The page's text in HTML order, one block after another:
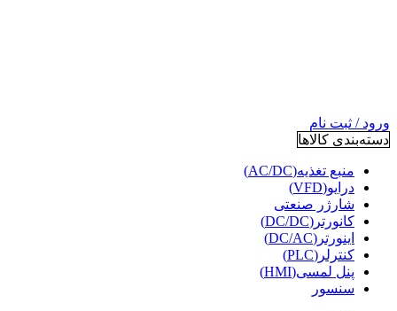
ورود / ثبت نام
دسته‌بندی کالاها
منبع تغذیه(AC/DC)
درایو(VFD)
شارژر صنعتی
کانورتر(DC/DC)
اینورتر(DC/AC)
کنترلر(PLC)
پنل لمسی(HMI)
سنسور